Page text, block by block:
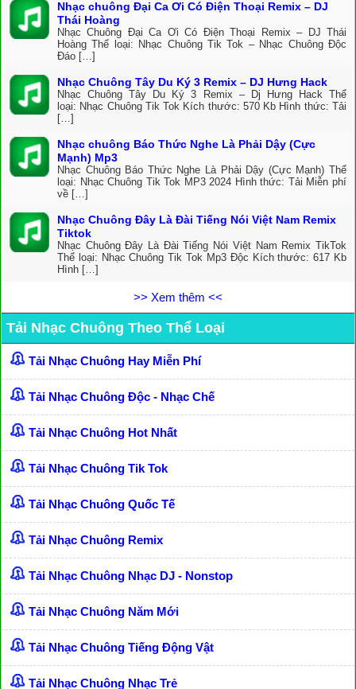
Nhạc chuông Đại Ca Ơi Có Điện Thoại Remix – DJ
Thái Hoàng
Nhạc Chuông Đại Ca Ơi Có Điện Thoại Remix – DJ Thái
Hoàng Thể loại: Nhạc Chuông Tik Tok – Nhạc Chuông Độc
Đáo […]
Nhạc Chuông Tây Du Ký 3 Remix – DJ Hưng Hack
Nhạc Chuông Tây Du Ký 3 Remix – Dj Hưng Hack Thể
loại: Nhạc Chuông Tik Tok Kích thước: 570 Kb Hình thức: Tải
[…]
Nhạc chuông Báo Thức Nghe Là Phải Dậy (Cực
Mạnh) Mp3
Nhạc Chuông Báo Thức Nghe Là Phải Dậy (Cực Mạnh) Thể
loại: Nhạc Chuông Tik Tok MP3 2024 Hình thức: Tải Miễn phí
về […]
Nhạc Chuông Đây Là Đài Tiếng Nói Việt Nam Remix
Tiktok
Nhạc Chuông Đây Là Đài Tiếng Nói Việt Nam Remix TikTok
Thể loại: Nhạc Chuông Tik Tok Mp3 Độc Kích thước: 617 Kb
Hình […]
>> Xem thêm <<
Tải Nhạc Chuông Theo Thể Loại
Tải Nhạc Chuông Hay Miễn Phí
Tải Nhạc Chuông Độc - Nhạc Chế
Tải Nhạc Chuông Hot Nhất
Tải Nhạc Chuông Tik Tok
Tải Nhạc Chuông Quốc Tế
Tải Nhạc Chuông Remix
Tải Nhạc Chuông Nhạc DJ - Nonstop
Tải Nhạc Chuông Năm Mới
Tải Nhạc Chuông Tiếng Động Vật
Tải Nhạc Chuông Nhạc Trẻ